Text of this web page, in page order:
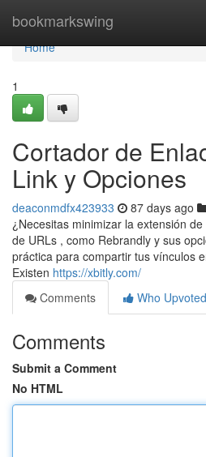
bookmarkswing
Home
Home
1
Cortador de
Link y Opciones
deaconmdfx423933 87 days ago
¿Necesitas minimizar la extensión
de URLs , como Rebrandly y sus
práctica para compartir tus vínculos
Existen https://xbitly.com/
Comments
Who Upvoted
Comments
Submit a Comment
No HTML